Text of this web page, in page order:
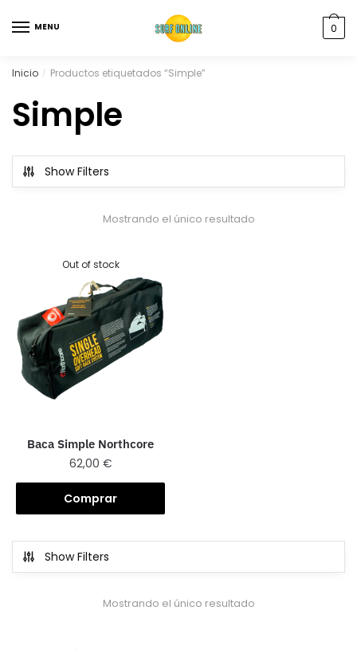
MENU 0
Inicio / Productos etiquetados “Simple”
Simple
Show Filters
Mostrando el único resultado
Out of stock
Baca Simple Northcore
62,00 €
Comprar
Show Filters
Mostrando el único resultado